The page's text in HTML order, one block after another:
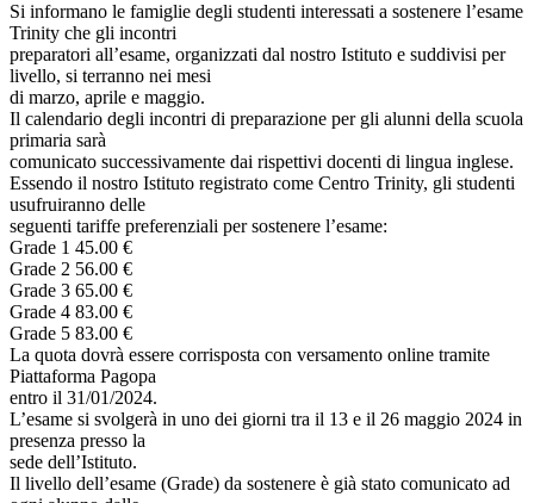
Si informano le famiglie degli studenti interessati a sostenere l’esame
Trinity che gli incontri
preparatori all’esame, organizzati dal nostro Istituto e suddivisi per
livello, si terranno nei mesi
di marzo, aprile e maggio.
Il calendario degli incontri di preparazione per gli alunni della scuola
primaria sarà
comunicato successivamente dai rispettivi docenti di lingua inglese.
Essendo il nostro Istituto registrato come Centro Trinity, gli studenti
usufruiranno delle
seguenti tariffe preferenziali per sostenere l’esame:
Grade 1 45.00 €
Grade 2 56.00 €
Grade 3 65.00 €
Grade 4 83.00 €
Grade 5 83.00 €
La quota dovrà essere corrisposta con versamento online tramite
Piattaforma Pagopa
entro il 31/01/2024.
L’esame si svolgerà in uno dei giorni tra il 13 e il 26 maggio 2024 in
presenza presso la
sede dell’Istituto.
Il livello dell’esame (Grade) da sostenere è già stato comunicato ad